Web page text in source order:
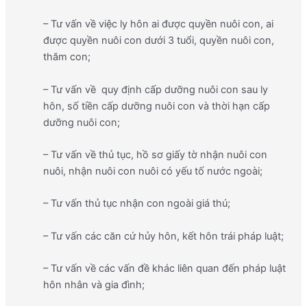
– Tư vấn về việc ly hôn ai được quyền nuôi con, ai
được quyền nuôi con dưới 3 tuổi, quyền nuôi con,
thăm con;
– Tư vấn về quy định cấp dưỡng nuôi con sau ly
hôn, số tiền cấp dưỡng nuôi con và thời hạn cấp
dưỡng nuôi con;
– Tư vấn về thủ tục, hồ sơ giấy tờ nhận nuôi con
nuôi, nhận nuôi con nuôi có yếu tố nước ngoài;
– Tư vấn thủ tục nhận con ngoài giá thú;
– Tư vấn các căn cứ hủy hôn, kết hôn trái pháp luật;
– Tư vấn về các vấn đề khác liên quan đến pháp luật
hôn nhân và gia đình;